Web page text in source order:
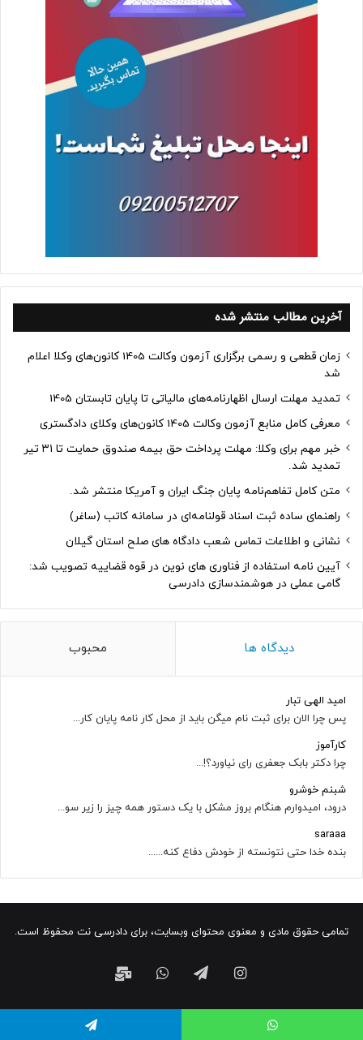
آخرین مطالب منتشر شده
زمان قطعی و رسمی برگزاری آزمون وکالت 1405 کانون‌های وکلا اعلام
شد
تمدید مهلت ارسال اظهارنامه‌های مالیاتی تا پایان تابستان 1405
معرفی کامل منابع آزمون وکالت 1405 کانون‌های وکلای دادگستری
خبر مهم برای وکلا: مهلت پرداخت حق بیمه صندوق حمایت تا ۳۱ تیر
تمدید شد.
متن کامل تفاهم‌نامه پایان جنگ ایران و آمریکا منتشر شد.
راهنمای ساده ثبت اسناد قولنامه‌ای در سامانه کاتب (ساغر)
نشانی و اطلاعات تماس شعب دادگاه های صلح استان گیلان
آیین نامه استفاده از فناوری های نوین در قوه قضاییه تصویب شد:
گامی عملی در هوشمندسازی دادرسی
دیدگاه ها محبوب
امید الهی تبار
پس چرا الان برای ثبت نام میگن باید از محل کار نامه پایان کار...
کارآموز
چرا دکتر بابک جعفری رای نیاورد؟!...
شبنم خوشرو
درود، امیدوارم هنگام بروز مشکل با یک دستور همه چیز را زیر سو...
saraaa
بنده خدا حتی نتونسته از خودش دفاع کنه......
تمامی حقوق مادی و معنوی محتوای وبسایت، برای دادرسی نت محفوظ است.
اینستاگرامتلگرامواتس
آپ
ایمیل